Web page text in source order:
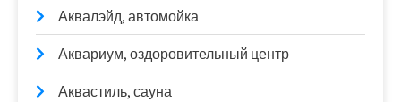
Аквалэйд, автомойка
Аквариум, оздоровительный центр
Аквастиль, сауна